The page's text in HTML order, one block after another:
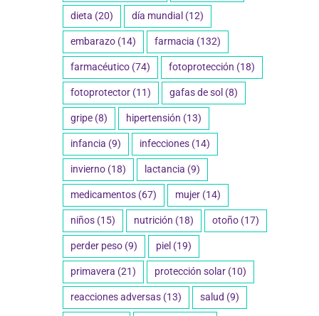
dieta (20) día mundial (12)
embarazo (14) farmacia (132)
farmacéutico (74) fotoprotección (18)
fotoprotector (11) gafas de sol (8)
gripe (8) hipertensión (13)
infancia (9) infecciones (14)
invierno (18) lactancia (9)
medicamentos (67) mujer (14)
niños (15) nutrición (18) otoño (17)
perder peso (9) piel (19)
primavera (21) protección solar (10)
reacciones adversas (13) salud (9)